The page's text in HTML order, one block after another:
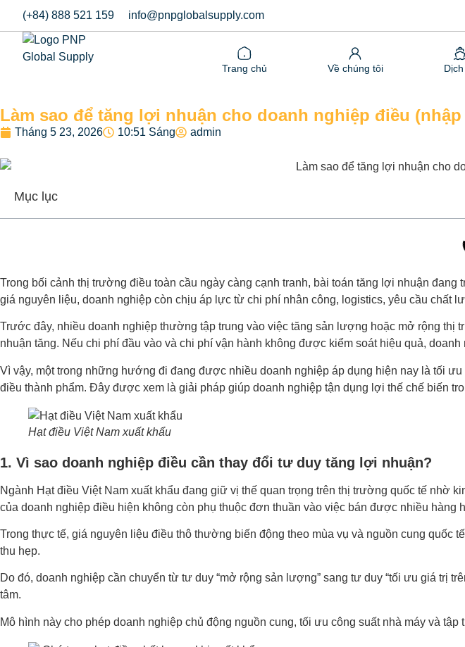
(+84) 888 521 159 info@pnpglobalsupply.com
Trang chủ Về chúng tôi
Làm sao để tăng lợi nhuận cho doanh nghiệp điều
Tháng 5 23, 2026 10:51 Sáng admin
Mục lục
Trong bối cảnh thị trường điều toàn cầu ngày càng cạnh tranh, bài toán tăng lợi nhuận
giá nguyên liệu, doanh nghiệp còn chịu áp lực từ chi phí nhân công, logistics, yêu cầu chất
Trước đây, nhiều doanh nghiệp thường tập trung vào việc tăng sản lượng hoặc mở rộng
nhuận tăng. Nếu chi phí đầu vào và chi phí vận hành không được kiểm soát hiệu quả,
Vì vậy, một trong những hướng đi đang được nhiều doanh nghiệp áp dụng hiện nay là tối
điều thành phẩm. Đây được xem là giải pháp giúp doanh nghiệp tận dụng lợi thế chế biến
Hạt điều Việt Nam xuất khẩu
1. Vì sao doanh nghiệp điều cần thay đổi tư duy tăng lợi nhuận?
Ngành Hạt điều Việt Nam xuất khẩu đang giữ vị thế quan trọng trên thị trường quốc tế nhờ
của doanh nghiệp điều hiện không còn phụ thuộc đơn thuần vào việc bán được nhiều hàng
Trong thực tế, giá nguyên liệu điều thô thường biến động theo mùa vụ và nguồn cung
thu hẹp.
Do đó, doanh nghiệp cần chuyển từ tư duy “mở rộng sản lượng” sang tư duy “tối ưu giá trị
tâm.
Mô hình này cho phép doanh nghiệp chủ động nguồn cung, tối ưu công suất nhà máy và